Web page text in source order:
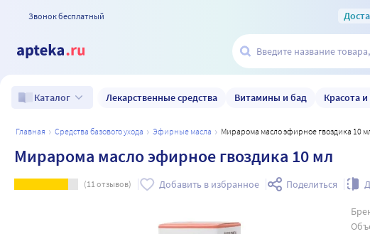
Звонок бесплатный
Каталог Лекарственные средства Витамины и бад Красота
главная средства базового ухода эфирные масла Мирарома масло эфирное гвоздика 10
Мирарома масло эфирное гвоздика 10 мл
(11отзывов) Добавить в избранное Поделиться